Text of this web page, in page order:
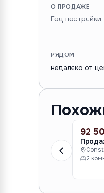
О ПРОДАЖЕ
Год постройки
РЯДОМ
недалеко от
92
2